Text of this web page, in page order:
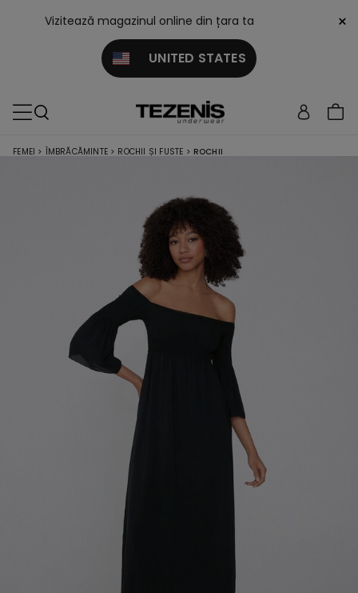
Vizitează magazinul online din țara ta
UNITED STATES
×
FEMEI > ÎMBRĂCĂMINTE > ROCHII ȘI FUSTE > ROCHII